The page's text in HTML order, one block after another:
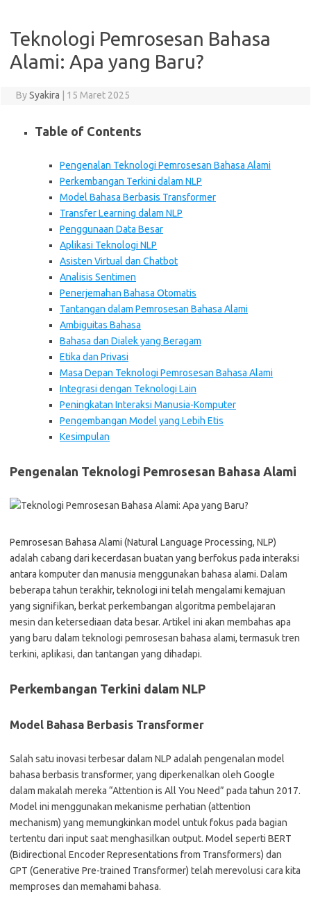
Teknologi Pemrosesan Bahasa
Alami: Apa yang Baru?
BySyakira 15 Maret 2025
Table of Contents
Pengenalan Teknologi Pemrosesan Bahasa Alami
Perkembangan Terkini dalam NLP
Model Bahasa Berbasis Transformer
Transfer Learning dalam NLP
Penggunaan Data Besar
Aplikasi Teknologi NLP
Asisten Virtual dan Chatbot
Analisis Sentimen
Penerjemahan Bahasa Otomatis
Tantangan dalam Pemrosesan Bahasa Alami
Ambiguitas Bahasa
Bahasa dan Dialek yang Beragam
Etika dan Privasi
Masa Depan Teknologi Pemrosesan Bahasa Alami
Integrasi dengan Teknologi Lain
Peningkatan Interaksi Manusia-Komputer
Pengembangan Model yang Lebih Etis
Kesimpulan
Pengenalan Teknologi Pemrosesan Bahasa Alami
Pemrosesan Bahasa Alami (Natural Language Processing, NLP)
adalah cabang dari kecerdasan buatan yang berfokus pada interaksi
antara komputer dan manusia menggunakan bahasa alami. Dalam
beberapa tahun terakhir, teknologi ini telah mengalami kemajuan
yang signifikan, berkat perkembangan algoritma pembelajaran
mesin dan ketersediaan data besar. Artikel ini akan membahas apa
yang baru dalam teknologi pemrosesan bahasa alami, termasuk tren
terkini, aplikasi, dan tantangan yang dihadapi.
Perkembangan Terkini dalam NLP
Model Bahasa Berbasis Transformer
Salah satu inovasi terbesar dalam NLP adalah pengenalan model
bahasa berbasis transformer, yang diperkenalkan oleh Google
dalam makalah mereka “Attention is All You Need” pada tahun 2017.
Model ini menggunakan mekanisme perhatian (attention
mechanism) yang memungkinkan model untuk fokus pada bagian
tertentu dari input saat menghasilkan output. Model seperti BERT
(Bidirectional Encoder Representations from Transformers) dan
GPT (Generative Pre-trained Transformer) telah merevolusi cara kita
memproses dan memahami bahasa.